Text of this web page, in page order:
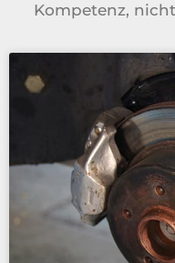
Kompetenz,